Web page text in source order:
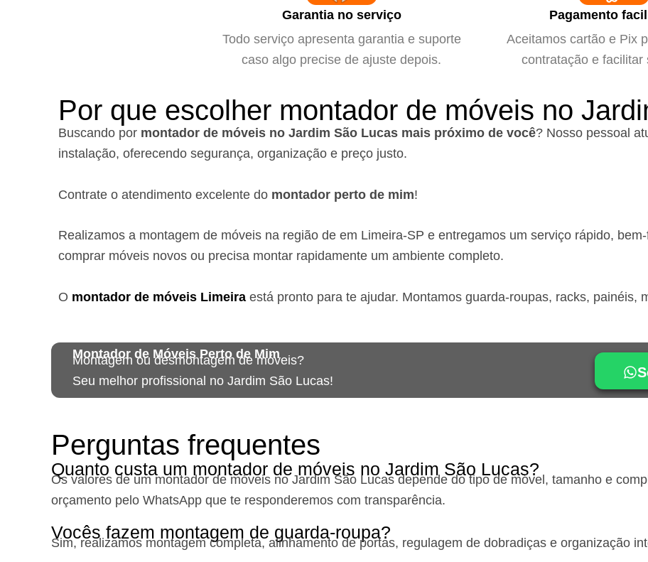
Garantia no serviço
Todo serviço apresenta garantia e suporte
caso algo precise de ajuste depois.
Pagamento
Aceitamos cartão e Pix
contratação e facilitar
Por que escolher montador de móveis no
Buscando por montador de móveis no Jardim São Lucas mais próximo de você? Nosso pessoal
instalação, oferecendo segurança, organização e preço justo.
Contrate o atendimento excelente do montador perto de mim!
Realizamos a montagem de móveis na região de em Limeira-SP e entregamos um serviço rápido,
comprar móveis novos ou precisa montar rapidamente um ambiente completo.
O montador de móveis Limeira está pronto para te ajudar. Montamos guarda-roupas, racks, painéis,
Montador de Móveis Perto de Mim
Montagem ou desmontagem de móveis?
Seu melhor profissional no Jardim São Lucas!
Perguntas frequentes
Quanto custa um montador de móveis no Jardim São Lucas?
Os valores de um montador de móveis no Jardim São Lucasdepende do tipo de móvel, tamanho e
orçamento pelo WhatsApp que te responderemos com transparência.
Vocês fazem montagem de guarda-roupa?
Sim, realizamos montagem completa, alinhamento de portas, regulagem de dobradiças e organização